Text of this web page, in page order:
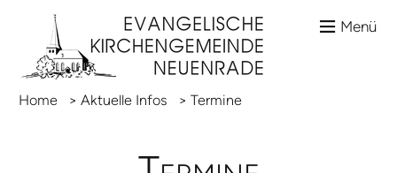
Menü
Home > Aktuelle Infos > Termine